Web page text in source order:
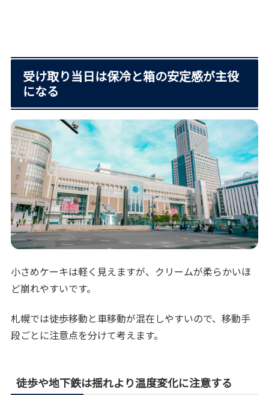
受け取り当日は保冷と箱の安定感が主役
になる
小さめケーキは軽く見えますが、クリームが柔らかいほ
ど崩れやすいです。
札幌では徒歩移動と車移動が混在しやすいので、移動手
段ごとに注意点を分けて考えます。
徒歩や地下鉄は揺れより温度変化に注意する